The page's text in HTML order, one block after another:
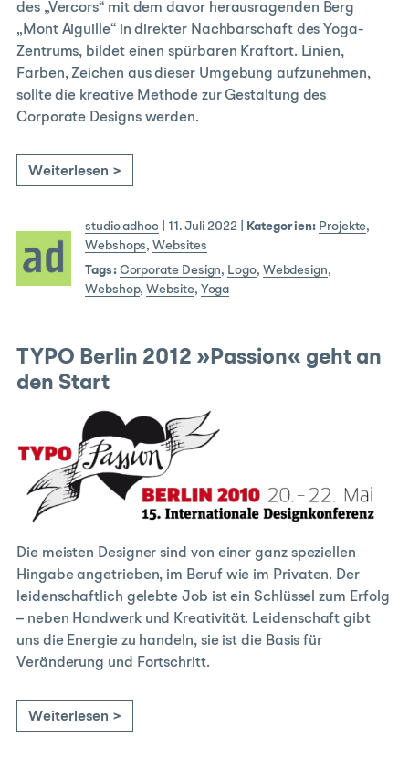
des „Vercors“ mit dem davor herausragenden Berg
„Mont Aiguille“ in direkter Nachbarschaft des Yoga-
Zentrums, bildet einen spürbaren Kraftort. Linien,
Farben, Zeichen aus dieser Umgebung aufzunehmen,
sollte die kreative Methode zur Gestaltung des
Corporate Designs werden.
Weiterlesen >
studio adhoc 11. Juli 2022| Kategorien: Projekte,
Webshops,Websites
Tags: Corporate Design, Logo, Webdesign,
Webshop,Website, Yoga
TYPO Berlin 2012 »Passion« geht an
den Start
Die meisten Designer sind von einer ganz speziellen
Hingabe angetrieben, im Beruf wie im Privaten. Der
leidenschaftlich gelebte Job ist ein Schlüssel zum Erfolg
– neben Handwerk und Kreativität. Leidenschaft gibt
uns die Energie zu handeln, sie ist die Basis für
Veränderung und Fortschritt.
Weiterlesen >